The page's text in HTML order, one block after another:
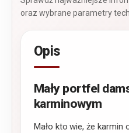
oraz wybrane parametry
Opis
Mały portfel
karminowym
Mało kto wie, że